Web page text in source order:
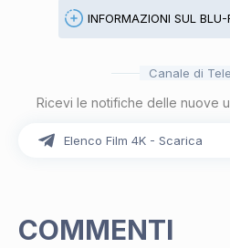
INFORMAZIONI SUL BLU-
Canale di
Ricevi le notifiche delle nuove
Elenco Film 4K - Scarica
COMMENTI